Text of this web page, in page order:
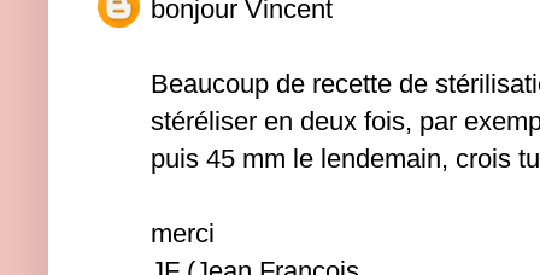
bonjour Vincent
Beaucoup de recette de
stéréliser en deux fois, par
puis 45 mm le lendemain, crois
merci